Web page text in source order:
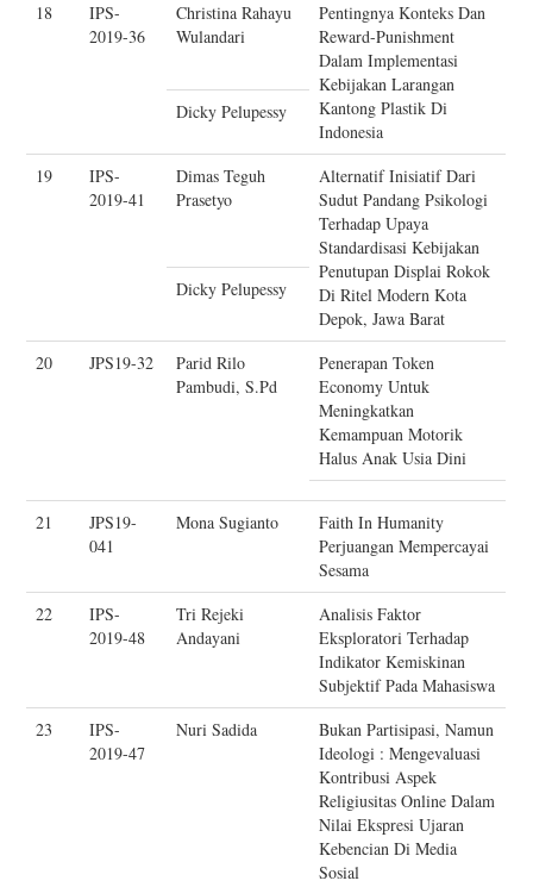
18
IPS-
2019-36
Christina Rahayu
Wulandari
Pentingnya Konteks Dan
Reward-Punishment
Dalam Implementasi
Kebijakan Larangan
Kantong Plastik Di
Indonesia
Dicky Pelupessy
19
IPS-
2019-41
Dimas Teguh
Prasetyo
Alternatif Inisiatif Dari
Sudut Pandang Psikologi
Terhadap Upaya
Standardisasi Kebijakan
Penutupan Displai Rokok
Di Ritel Modern Kota
Depok, Jawa Barat
Dicky Pelupessy
20 JPS19-32
Parid Rilo
Pambudi, S.Pd
Penerapan Token
Economy Untuk
Meningkatkan
Kemampuan Motorik
Halus Anak Usia Dini
21
JPS19-
041
Mona Sugianto
Faith In Humanity
Perjuangan Mempercayai
Sesama
22
IPS-
2019-48
Tri Rejeki
Andayani
Analisis Faktor
Eksploratori Terhadap
Indikator Kemiskinan
Subjektif Pada Mahasiswa
23
IPS-
2019-47
Nuri Sadida
Bukan Partisipasi, Namun
Ideologi : Mengevaluasi
Kontribusi Aspek
Religiusitas Online Dalam
Nilai Ekspresi Ujaran
Kebencian Di Media
Sosial